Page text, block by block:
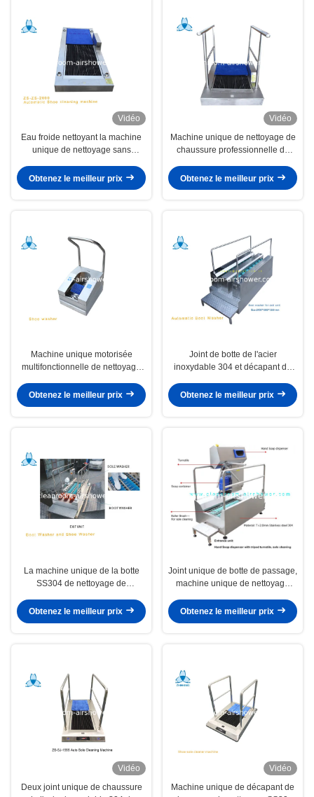
Vidéo
Eau froide nettoyant la machine
unique de nettoyage sans
Obtenez le meilleur prix
Vidéo
Machine unique de nettoyage de
chaussure professionnelle de
l'hôpital
Obtenez le meilleur prix
Machine unique motorisée
multifonctionnelle de nettoyage
la poussière
Obtenez le meilleur prix
Joint de botte de l'acier
inoxydable 304 et décapant de
l'usine de nourriture
Obtenez le meilleur prix
La machine unique de la botte
SS304 de nettoyage de
machine et de chaussure
balayent l'outil pour la pharmacie
Obtenez le meilleur prix
Joint unique de botte de passage,
machine unique de nettoyage
de nourriture
Obtenez le meilleur prix
Vidéo
Deux joint unique de chaussure
Vidéo
Machine unique de décapant de